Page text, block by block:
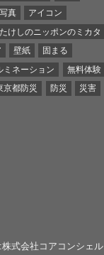
写真
アイコン
たけしのニッポンのミカタ
壁紙
固まる
ミネーション
無料体験
京都防災 防災
災害
式会社コアコンシェル